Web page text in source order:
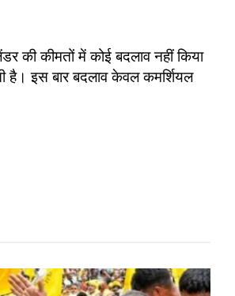
की कीमतों में कोई बदलाव नहीं किया
है। इस बार बदलाव केवल कमर्शियल